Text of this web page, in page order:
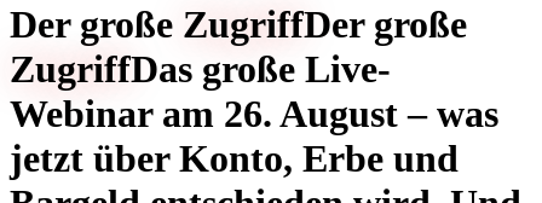
Der große ZugriffDer große
ZugriffDas große Live-
Webinar am 26. August – was
jetzt über Konto, Erbe und